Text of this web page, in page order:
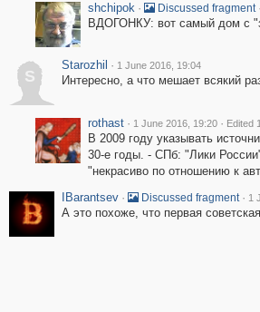
shchipok · Discussed fragment ·
ВДОГОНКУ: вот самый дом с
S
Starozhil · 1 June 2016, 19:04
Интересно, а что мешает всякий
rothast · 1 June 2016, 19:20 · Edited
В 2009 году указывать
30-е годы. - СПб: "Лики
"некрасиво по отношению к
IBarantsev · Discussed fragment · 1
А это похоже, что первая